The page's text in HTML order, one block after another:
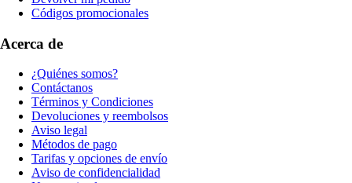
Códigos promocionales
Acerca de
¿Quiénes somos?
Contáctanos
Términos y Condiciones
Devoluciones y reembolsos
Aviso legal
Métodos de pago
Tarifas y opciones de envío
Aviso de confidencialidad